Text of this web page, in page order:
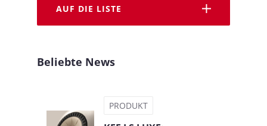
AUF DIE LISTE
Beliebte News
PRODUKT